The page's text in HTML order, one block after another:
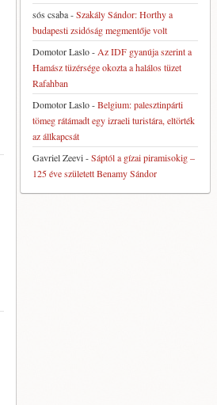
sós csaba-Szakály Sándor: Horthy a
budapesti zsidóság megmentője volt
Domotor Laslo- Az IDF gyanúja szerint a
Hamász tüzérsége okozta a halálos tüzet
Rafahban
Domotor Laslo-Belgium: palesztinpárti
tömeg rátámadt egy izraeli turistára, eltörték
az állkapcsát
Gavriel Zeevi-Sáptól a gízai piramisokig –
125 éve született Benamy Sándor